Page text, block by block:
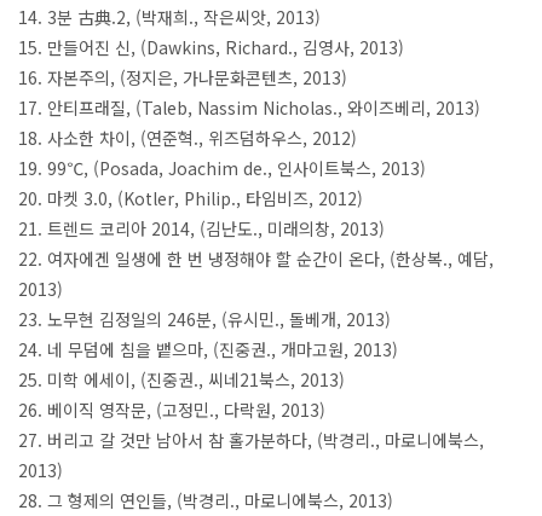
14. 3분 古典.2, (박재희., 작은씨앗, 2013)
15. 만들어진 신, (Dawkins, Richard., 김영사, 2013)
16. 자본주의, (정지은, 가나문화콘텐츠, 2013)
17. 안티프래질, (Taleb, Nassim Nicholas., 와이즈베리, 2013)
18. 사소한 차이, (연준혁., 위즈덤하우스, 2012)
19. 99℃, (Posada, Joachim de., 인사이트북스, 2013)
20. 마켓 3.0, (Kotler, Philip., 타임비즈, 2012)
21. 트렌드 코리아 2014, (김난도., 미래의창, 2013)
22. 여자에겐 일생에 한 번 냉정해야 할 순간이 온다, (한상복., 예담,
2013)
23. 노무현 김정일의 246분, (유시민., 돌베개, 2013)
24. 네 무덤에 침을 뱉으마, (진중권., 개마고원, 2013)
25. 미학 에세이, (진중권., 씨네21북스, 2013)
26. 베이직 영작문, (고정민., 다락원, 2013)
27. 버리고 갈 것만 남아서 참 홀가분하다, (박경리., 마로니에북스,
2013)
28. 그 형제의 연인들, (박경리., 마로니에북스, 2013)